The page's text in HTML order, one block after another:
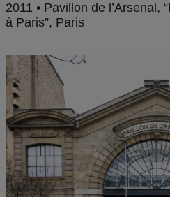
2011 • Pavillon de l’Arsenal,
à Paris”, Paris